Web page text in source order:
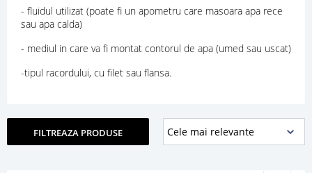
- fluidul utilizat (poate fi un apometru care masoara apa rece
sau apa calda)
- mediul in care va fi montat contorul de apa (umed sau uscat)
-tipul racordului, cu filet sau flansa.
FILTREAZA PRODUSE